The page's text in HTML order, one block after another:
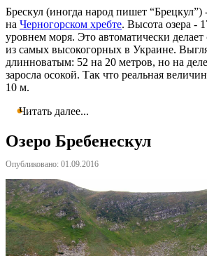
Брескул (иногда народ пишет “Брецкул”)
на Черногорском хребте. Высота озера -
уровнем моря. Это автоматически
из самых высокогорных в Украине.
длинноватым: 52 на 20 метров, но на
заросла осокой. Так что реальная
10 м.
Читать далее...
Озеро Бребенескул
Опубликовано: 01.09.2016